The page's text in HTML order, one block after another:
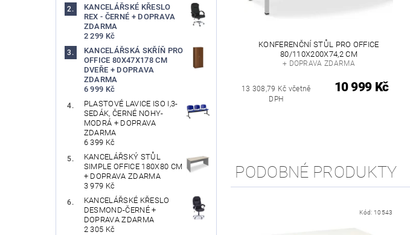
KANCELÁŘSKÉ KŘESLO
REX - ČERNÉ + DOPRAVA
ZDARMA
2 299 Kč
KANCELÁŘSKÁ SKŘÍŇ PRO
OFFICE 80X47X178 CM
DVEŘE + DOPRAVA
ZDARMA
6 999 Kč
PLASTOVÉ LAVICE ISO I,3-
SEDÁK, ČERNÉ NOHY-
MODRÁ + DOPRAVA
ZDARMA
6 399 Kč
KANCELÁŘSKÝ STŮL
SIMPLE OFFICE 180X80 CM
+ DOPRAVA ZDARMA
3 979 Kč
KANCELÁŘSKÉ KŘESLO
DESMOND-ČERNÉ +
DOPRAVA ZDARMA
2 305 Kč
KONFERENČNÍ STŮL PRO OFFICE
80/110X200X74,2 CM
+ DOPRAVA ZDARMA
13 308,79 Kč včetně
DPH
10 999 Kč
PODOBNÉ PRODUKTY
Kód: 10543